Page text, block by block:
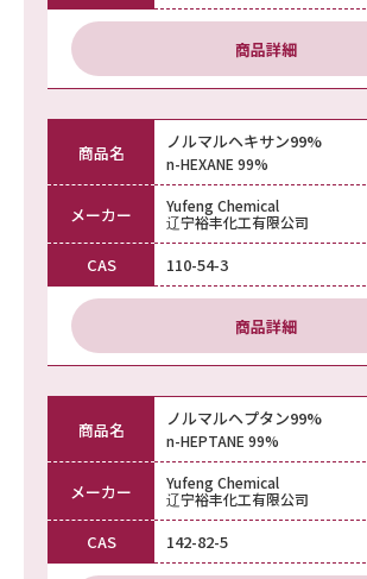
商品詳細
商品名 ノルマルヘキサン99%
n-HEXANE 99%
メーカー
Yufeng Chemical
辽宁裕丰化工有限公司
CAS 110-54-3
商品詳細
商品名 ノルマルヘプタン99%
n-HEPTANE 99%
メーカー
Yufeng Chemical
辽宁裕丰化工有限公司
CAS 142-82-5